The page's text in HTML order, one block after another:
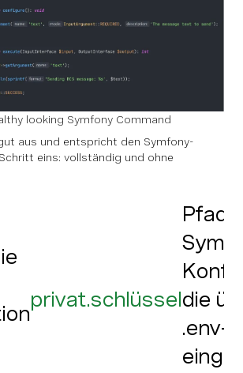
looking Symfony Command
aus und entspricht den Symfony-
eins: vollständig und ohne
privat.schlüssel
Pfad
die
.env-